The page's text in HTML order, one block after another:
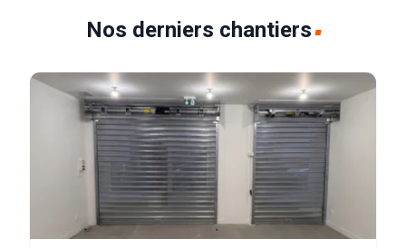
Nos derniers chantiers